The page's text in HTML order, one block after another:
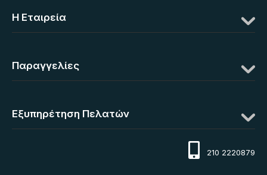
Η Eταιρεία
Παραγγελίες
Εξυπηρέτηση Πελατών
210 2220879